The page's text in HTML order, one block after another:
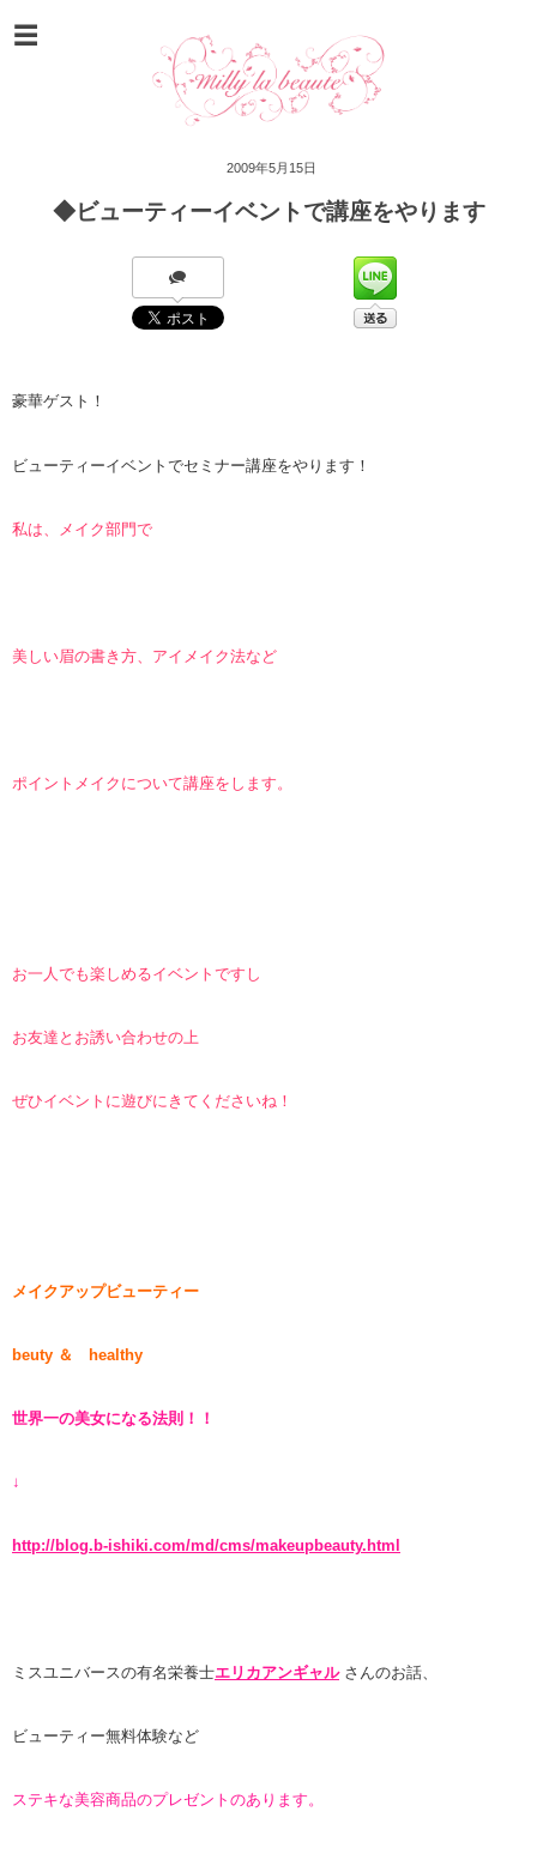
2009年5月15日
◆ビューティーイベントで講座をやります
豪華ゲスト！
ビューティーイベントでセミナー講座をやります！
私は、メイク部門で
美しい眉の書き方、アイメイク法など
ポイントメイクについて講座をします。
お一人でも楽しめるイベントですし
お友達とお誘い合わせの上
ぜひイベントに遊びにきてくださいね！
メイクアップビューティー
beuty ＆ healthy
世界一の美女になる法則！！
↓
http://blog.b-ishiki.com/md/cms/makeupbeauty.html
ミスユニバースの有名栄養士エリカアンギャルさんのお話、
ビューティー無料体験など
ステキな美容商品のプレゼントのあります。